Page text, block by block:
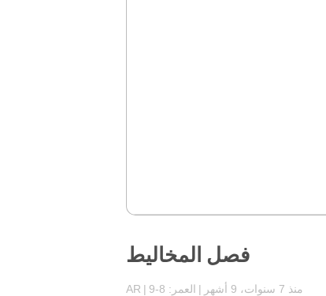
فصل المخاليط
AR العمر: 8-9 منذ 7 سنوات، 9 أشهر